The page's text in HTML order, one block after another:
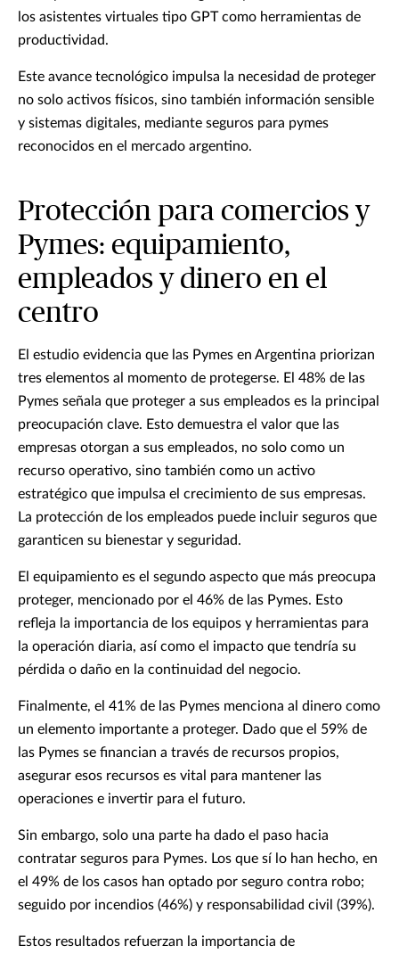
los asistentes virtuales tipo GPT como herramientas de
productividad.
Este avance tecnológico impulsa la necesidad de proteger
no solo activos físicos, sino también información sensible
y sistemas digitales, mediante seguros para pymes
reconocidos en el mercado argentino.
Protección para comercios y
Pymes: equipamiento,
empleados y dinero en el
centro
El estudio evidencia que las Pymes en Argentina priorizan
tres elementos al momento de protegerse. El 48% de las
Pymes señala que proteger a sus empleados es la principal
preocupación clave. Esto demuestra el valor que las
empresas otorgan a sus empleados, no solo como un
recurso operativo, sino también como un activo
estratégico que impulsa el crecimiento de sus empresas.
La protección de los empleados puede incluir seguros que
garanticen su bienestar y seguridad.
El equipamiento es el segundo aspecto que más preocupa
proteger, mencionado por el 46% de las Pymes. Esto
refleja la importancia de los equipos y herramientas para
la operación diaria, así como el impacto que tendría su
pérdida o daño en la continuidad del negocio.
Finalmente, el 41% de las Pymes menciona al dinero como
un elemento importante a proteger. Dado que el 59% de
las Pymes se financian a través de recursos propios,
asegurar esos recursos es vital para mantener las
operaciones e invertir para el futuro.
Sin embargo, solo una parte ha dado el paso hacia
contratar seguros para Pymes. Los que sí lo han hecho, en
el 49% de los casos han optado por seguro contra robo;
seguido por incendios (46%) y responsabilidad civil (39%).
Estos resultados refuerzan la importancia de